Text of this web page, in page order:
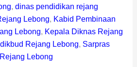
, dinas pendidikan rejang
Lebong, Kabid Pembinaan
Lebong, Kepala Diknas Rejang
Rejang Lebong, Sarpras
Lebong